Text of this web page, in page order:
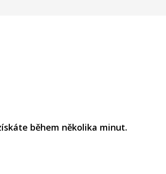
během několika minut.